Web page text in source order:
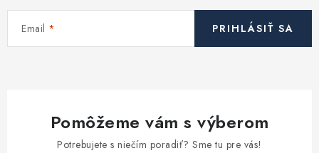
Email PRIHLÁSIŤ SA
Pomôžeme vám s výberom
Potrebujete s niečím poradiť? Sme tu pre vás!